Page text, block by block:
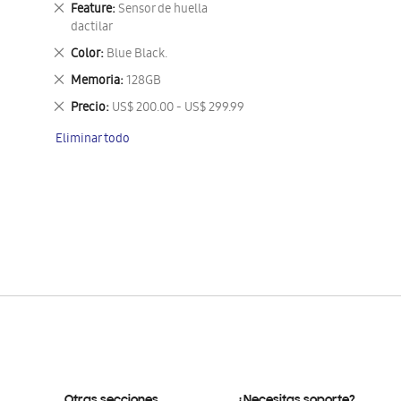
Feature Sensor de huella
dactilar
Eliminar
este
artículo
Color Blue Black.
Eliminar
este
artículo
Memoria 128GB
Eliminar
este
artículo
Precio US$ 200.00 - US$ 299.99
Eliminar
artículo
Eliminar todo